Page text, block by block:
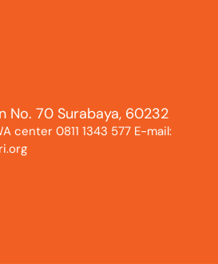
No. 70 Surabaya, 60232
center 0811 1343 577 E-mail: